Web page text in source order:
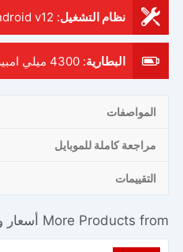
نظام التشغيل:
v12
البطارية: 4300 ميلي امبير
المواصفات
مراجعة كاملة للموبايل
التقييمات
More Products from